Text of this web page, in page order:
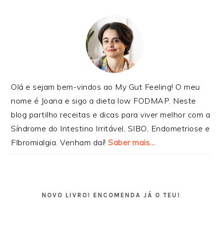
Olá e sejam bem-vindos ao My Gut Feeling! O meu
nome é Joana e sigo a dieta low FODMAP. Neste
blog partilho receitas e dicas para viver melhor com a
Síndrome do Intestino Irritável, SIBO, Endometriose e
FIbromialgia. Venham daí!Saber mais…
NOVO LIVRO! ENCOMENDA JÁ O TEU!